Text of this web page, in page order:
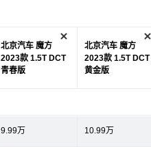
北京汽车 魔方
2023款 1.5T DCT
青春版
北京汽车 魔方
2023款 1.5T DCT
黄金版
9.99万 10.99万